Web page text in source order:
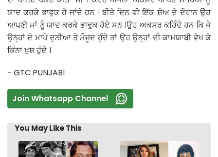
ਯਾਦ ਕਰਕੇ ਭਾਵੁਕ ਹੋ ਜਾਂਦੇ ਹਨ । ਬੀਤੇ ਦਿਨ ਵੀ ਇੱਕ ਸ਼ੋਅ ਦੇ ਦੌਰਾਨ ਉਹ
ਆਪਣੀ ਮਾਂ ਨੂੰ ਯਾਦ ਕਰਕੇ ਭਾਵੁਕ ਹੋਏ ਸਨ ।ਉਹ ਅਕਸਰ ਕਹਿੰਦੇ ਹਨ ਕਿ ਜੇ
ਉਨ੍ਹਾਂ ਦੇ ਮਾਪੇ ਦੁਨੀਆ ਤੇ ਮੌਜੂਦ ਹੁੰਦੇ ਤਾਂ ਉਹ ਉਨ੍ਹਾਂ ਦੀ ਕਾਮਯਾਬੀ ਵੇਖ ਕੇ
ਕਿੰਨਾ ਖੁਸ਼ ਹੁੰਦੇ ।
- GTC PUNJABI
Join Whatsapp Channel
You May Like This